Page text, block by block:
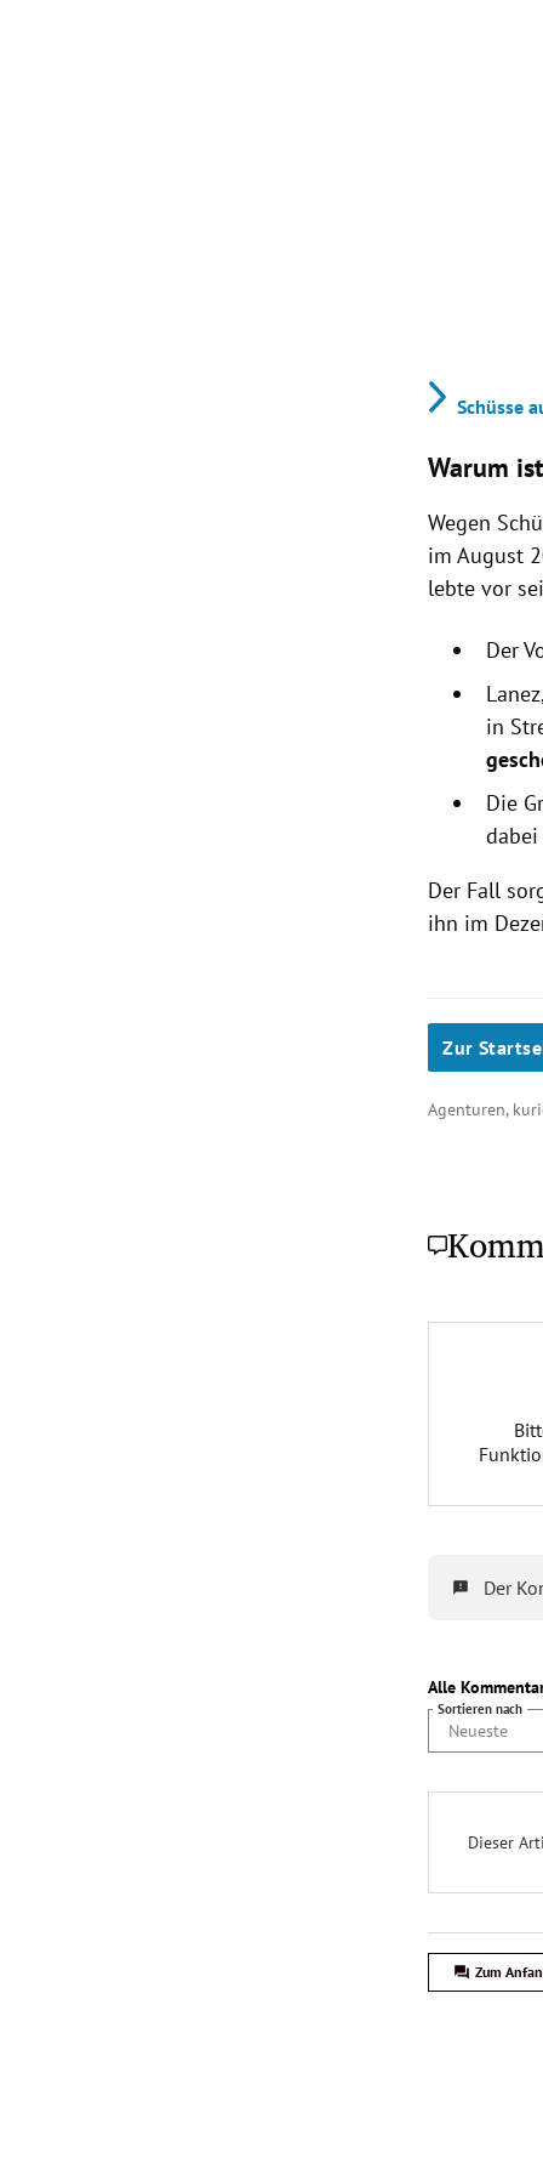
Schüsse
Warum
Wegen
im August
lebte vor
Der
in
Die
Der Fall
ihn im
Zur
Agenturen,